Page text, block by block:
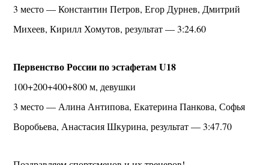
3 место — Константин Петров, Егор Дурнев, Дмитрий
Михеев, Кирилл Хомутов, результат — 3:24.60
Первенство России по эстафетам U18
100+200+400+800 м, девушки
3 место — Алина Антипова, Екатерина Панкова, Софья
Воробьева, Анастасия Шкурина, результат — 3:47.70